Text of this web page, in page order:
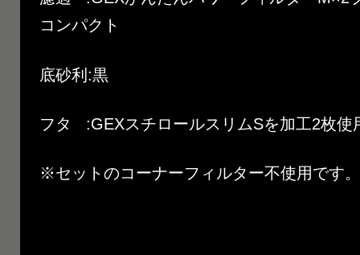
コンパクト
底砂利:黒
フタ :GEXスチロールスリムSを加工2枚使
※セットのコーナーフィルター不使用です